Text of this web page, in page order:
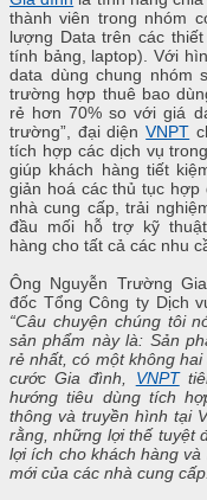
thành viên trong nhóm
lượng Data trên các
tính bảng, laptop). Với
data dùng chung nhóm
trường hợp thuê bao
rẻ hơn 70% so với giá
trường”, đại diệnVNPT
tích hợp các dịch vụ
giúp khách hàng tiết
giản hoá các thủ tục hợp
nhà cung cấp, trải
đầu mối hỗ trợ kỹ
hàng cho tất cả các nhu
Ông Nguyễn Trường
đốc Tổng Công ty Dịch
“Câu chuyện chúng tôi
sản phẩm này là: Sản
rẻ nhất, có một không
cước Gia đình, VNPT
hướng tiêu dùng tích
thông và truyền hình tại
rằng, những lợi thế tuyệt
lợi ích cho khách hàng
mới của các nhà cung